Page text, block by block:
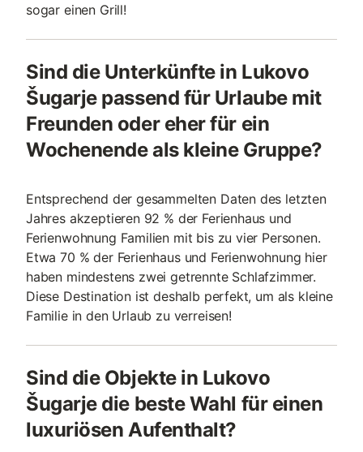
sogar einen Grill!
Sind die Unterkünfte in Lukovo
Šugarje passend für Urlaube mit
Freunden oder eher für ein
Wochenende als kleine Gruppe?
Entsprechend der gesammelten Daten des letzten
Jahres akzeptieren 92 % der Ferienhaus und
Ferienwohnung Familien mit bis zu vier Personen.
Etwa 70 % der Ferienhaus und Ferienwohnung hier
haben mindestens zwei getrennte Schlafzimmer.
Diese Destination ist deshalb perfekt, um als kleine
Familie in den Urlaub zu verreisen!
Sind die Objekte in Lukovo
Šugarje die beste Wahl für einen
luxuriösen Aufenthalt?